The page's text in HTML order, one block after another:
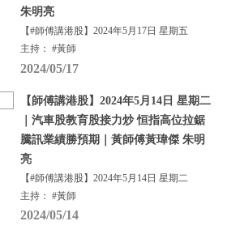
朱明亮
【#師傅講港股】2024年5月17日 星期五
主持： #黃師
2024/05/17
【師傅講港股】2024年5月14日 星期二
｜汽車股教育股接力炒 恒指高位拉鋸
騰訊業績勝預期｜黃師傅黃瑋傑 朱明
亮
【#師傅講港股】2024年5月14日 星期二
主持： #黃師
2024/05/14